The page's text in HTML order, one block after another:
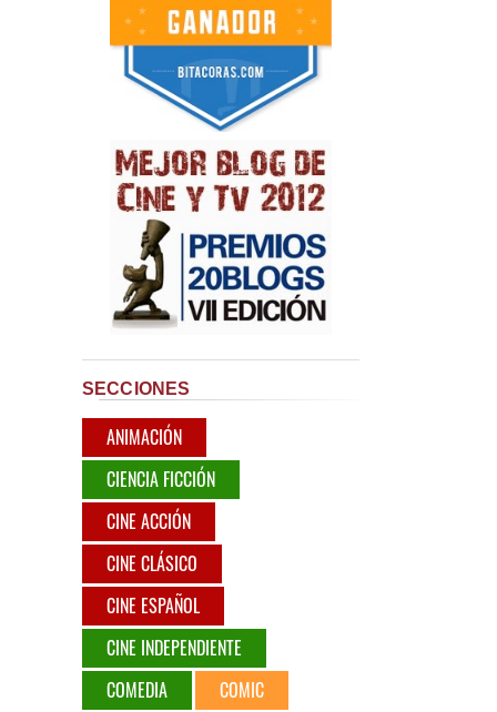
SECCIONES
ANIMACIÓN
CIENCIA FICCIÓN
CINE ACCIÓN
CINE CLÁSICO
CINE ESPAÑOL
CINE INDEPENDIENTE
COMEDIA
COMIC